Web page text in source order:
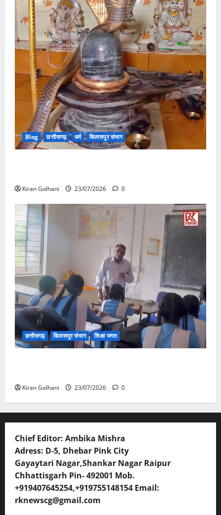
Blog छत्तीसगढ़ धर्म बिलासपुर संभाग
Kiran Golhani 23/07/2026 0
छत्तीसगढ़ बिलासपुर संभाग शिक्षा जगत
Kiran Golhani 23/07/2026 0
Chief Editor: Ambika Mishra
Adress: D-5, Dhebar Pink City
Gayaytari Nagar,Shankar Nagar Raipur
Chhattisgarh Pin- 492001 Mob.
+919407645254,+919755148154 Email:
rknewscg@gmail.com